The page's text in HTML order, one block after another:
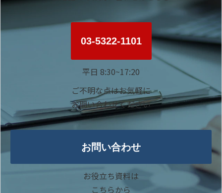
ツイート
まずはお気軽にお問合せくださ
い
お電話でのお問い合わせはこちら